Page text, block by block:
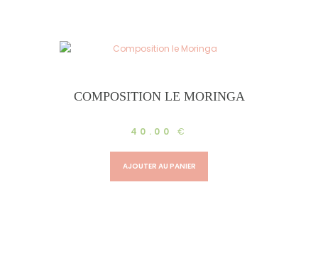
COMPOSITION LE MORINGA
40.00 €
AJOUTER AU PANIER